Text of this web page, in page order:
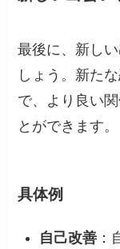
最後に、新し
しょう。新た
で、より良い
とができます。
具体例
自己改善 ：